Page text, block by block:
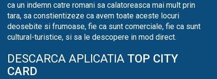
ca un indemn catre romani sa calatoreasca mai mult prin
tara, sa constientizeze ca avem toate aceste locuri
deosebite si frumoase, fie ca sunt comerciale, fie ca sunt
cultural-turistice, si sa le descopere in mod direct.
DESCARCA APLICATIA TOP CITY
CARD